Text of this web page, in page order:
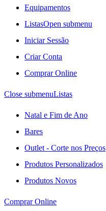
Equipamentos
ListasOpen submenu
Iniciar Sessão
Criar Conta
Comprar Online
Close submenuListas
Natal e Fim de Ano
Bares
Outlet - Corte nos Preços
Produtos Personalizados
Produtos Novos
Comprar Online